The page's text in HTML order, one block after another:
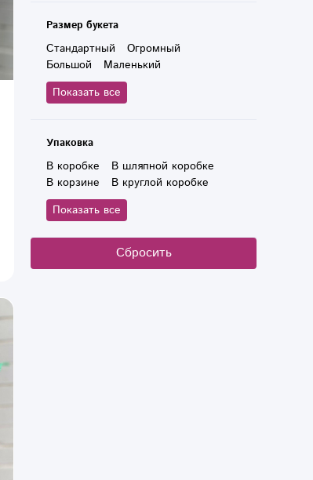
Синий
Черный
Размер букета
Стандартный
Огромный
Большой
Маленький
Показать все
Упаковка
В коробке
В шляпной коробке
В корзине
В круглой коробке
В коробке-сердце
Лента атласная
Крафтовая бумага
Показать все
Сбросить